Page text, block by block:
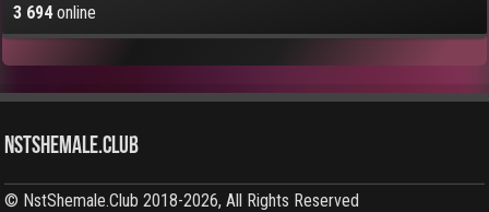
3 694online
NstShemale.Club
© NstShemale.Club 2018-2026, All Rights Reserved